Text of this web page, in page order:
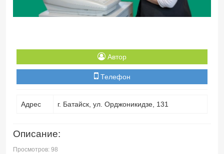
Автор
Телефон
Адрес г. Батайск, ул. Орджоникидзе, 131
Описание:
Просмотров: 98